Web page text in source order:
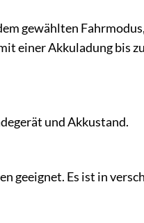
gewählten
einer Akkuladung bis
und Akkustand.
geeignet. Es ist in